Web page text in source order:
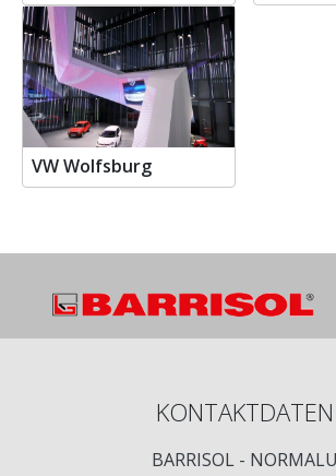
VW Wolfsburg
KONTAKTDATEN
BARRISOL - NORMALU